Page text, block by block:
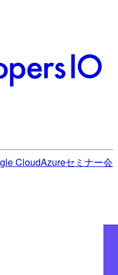
CloudAzureセミナー会